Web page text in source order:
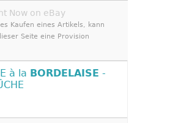
Now on eBay
Kaufen eines Artikels, kann
Seite eine Provision
à la BORDELAISE -